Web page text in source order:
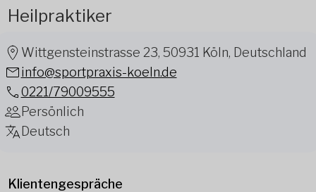
Heilpraktiker
Wittgensteinstrasse 23, 50931 Köln, Deutschland
info@sportpraxis-koeln.de
0221/79009555
Persönlich
Deutsch
Klientengespräche